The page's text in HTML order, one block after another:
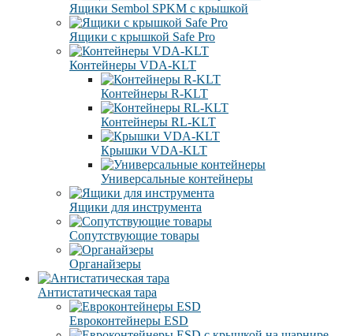
Ящики Sembol SPKM с крышкой
Ящики с крышкой Safe Pro
Контейнеры VDA-KLT
Контейнеры R-KLT
Контейнеры RL-KLT
Крышки VDA-KLT
Универсальные контейнеры
Ящики для инструмента
Сопутствующие товары
Органайзеры
Антистатическая тара
Eвроконтейнеры ЕSD